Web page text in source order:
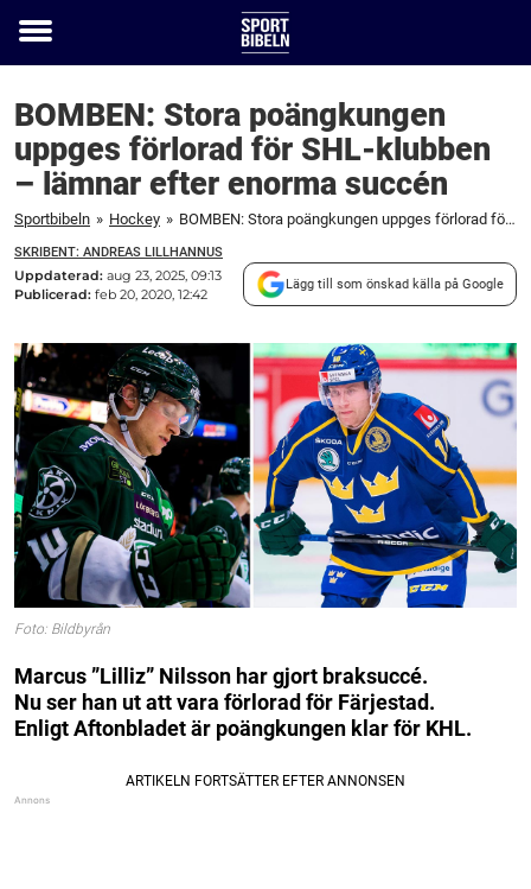
Toggle
BOMBEN: Stora poängkungen
uppges förlorad för SHL-klubben
– lämnar efter enorma succén
Sportbibeln » Hockey » BOMBEN: Stora poängkungen uppges förlorad för SHL-klubben – lämnar efter enorma succén
SKRIBENT: ANDREAS LILLHANNUS
Uppdaterad: aug 23, 2025, 09:13
Publicerad: feb 20, 2020, 12:42
Lägg till som önskad källa på Google
Foto: Bildbyrån
Marcus ”Lilliz” Nilsson har gjort braksuccé.
Nu ser han ut att vara förlorad för Färjestad.
Enligt Aftonbladet är poängkungen klar för KHL.